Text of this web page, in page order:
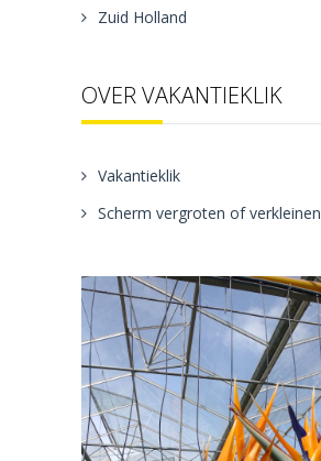
Zuid Holland
OVER VAKANTIEKLIK
Vakantieklik
Scherm vergroten of verkleinen